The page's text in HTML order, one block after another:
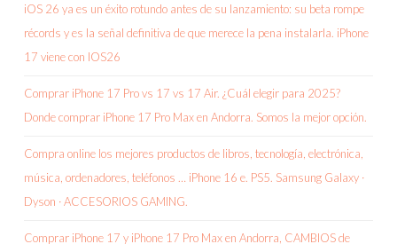
iOS 26 ya es un éxito rotundo antes de su lanzamiento: su beta rompe
récords y es la señal definitiva de que merece la pena instalarla. iPhone
17 viene con IOS26
Comprar iPhone 17 Pro vs 17 vs 17 Air. ¿Cuál elegir para 2025?
Donde comprar iPhone 17 Pro Max en Andorra. Somos la mejor opción.
Compra online los mejores productos de libros, tecnología, electrónica,
música, ordenadores, teléfonos … iPhone 16 e. PS5. Samsung Galaxy ·
Dyson · ACCESORIOS GAMING.
Comprar iPhone 17 y iPhone 17 Pro Max en Andorra, CAMBIOS de